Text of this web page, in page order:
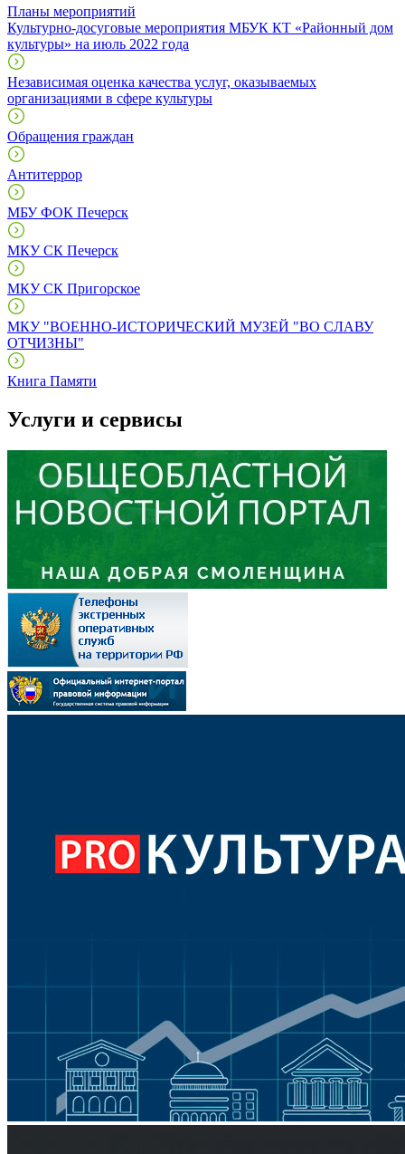
Планы мероприятий
Культурно-досуговые мероприятия МБУК КТ «Районный дом
культуры» на июль 2022 года
Независимая оценка качества услуг, оказываемых
организациями в сфере культуры
Обращения граждан
Антитеррор
МБУ ФОК Печерск
МКУ СК Печерск
МКУ СК Пригорское
МКУ "ВОЕННО-ИСТОРИЧЕСКИЙ МУЗЕЙ "ВО СЛАВУ
ОТЧИЗНЫ"
Книга Памяти
Услуги и сервисы